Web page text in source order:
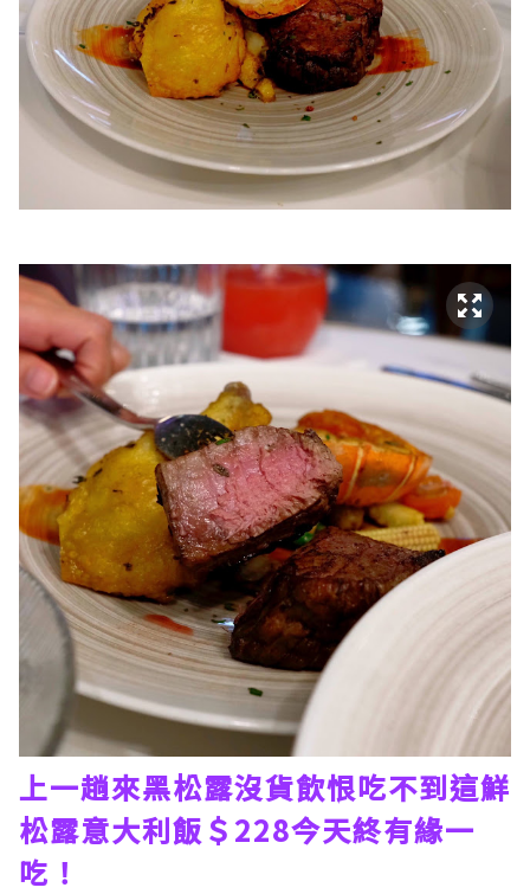
上一趟來黑松露沒貨飲恨吃不到這鮮
松露意大利飯＄228今天終有緣一
吃！